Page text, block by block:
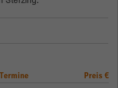
Termine Preis €